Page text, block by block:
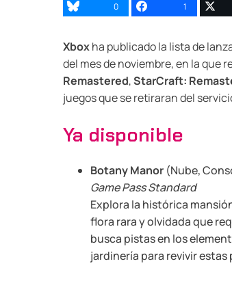
0 1
Xboxha publicado la lista de
del mes de noviembre, en la que
Remastered,StarCraft:
juegos que se retiraran del
Ya disponible
Botany Manor (Nube,
Game Pass Standard
Explora la histórica
flora rara y olvidada que
busca pistas en los
jardinería para revivir estas